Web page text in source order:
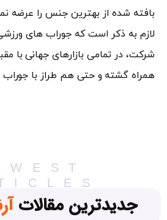
بافته شده از بهترین جنس را عرضه
لازم به ذکر است که جوراب های
شرکت، در تمامی بازارهای جهانی با
همراه گشته و حتی هم طراز با
جدیدترین مقالات